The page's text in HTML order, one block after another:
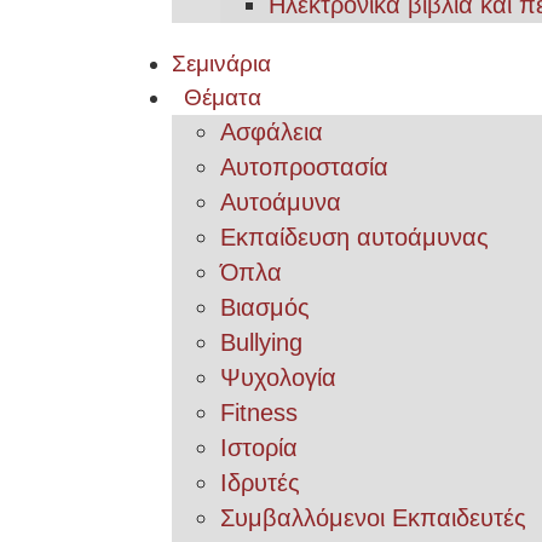
Σεμινάρια
Θέματα
Ασφάλεια
Αυτοπροστασία
Αυτοάμυνα
Εκπαίδευση αυτοάμυνας
Όπλα
Βιασμός
Bullying
Ψυχολογία
Fitness
Ιστορία
Ιδρυτές
Συμβαλλόμενοι Εκπαιδευτές